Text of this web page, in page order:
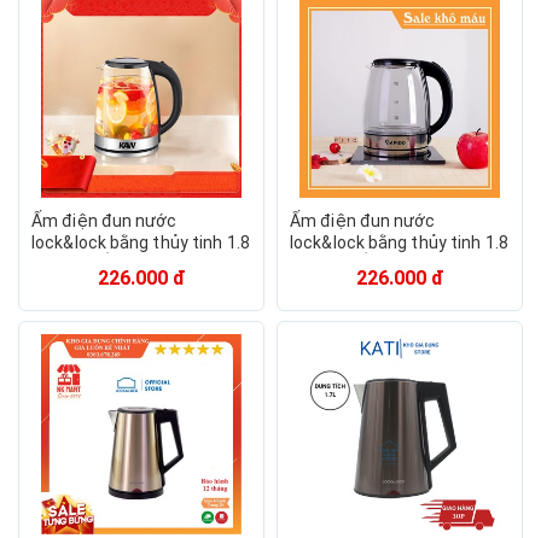
Ấm điện đun nước
lock&lock bằng thủy tinh 1.8
siêu tốc giá rẻ, Bình Đun
Siêu Tốc Rapido RK181
226.000 đ
Ấm điện đun nước
lock&lock bằng thủy tinh 1.8
siêu tốc giá rẻ, Bình Đun
Siêu Tốc Rapido RK181
226.000 đ